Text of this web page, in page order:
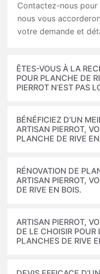
Contactez-nous
nous vous
votre demande et
ÊTES-VOUS À LA
POUR PLANCHE DE
PIERROT N’EST PAS
BÉNÉFICIEZ D’UN
ARTISAN PIERROT,
PLANCHE DE RIVE
RÉNOVATION DE
ARTISAN PIERROT,
DE RIVE EN BOIS.
ARTISAN PIERROT,
DE LE CHOISIR
PLANCHES DE RIVE